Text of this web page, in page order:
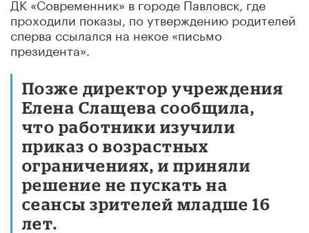
проходили показы, по утверждению родителей
сперва ссылался на некое «письмо
президента».
Позже директор учреждения
Елена Слащева сообщила,
что работники изучили
приказ о возрастных
ограничениях, и приняли
решение не пускать на
сеансы зрителей младше 16
лет.